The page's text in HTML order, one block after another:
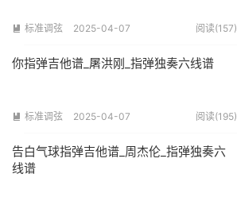
 标准调弦 2025-04-07 阅读(157)
你指弹吉他谱_屠洪刚_指弹独奏六线谱
 标准调弦 2025-04-07 阅读(195)
告白气球指弹吉他谱_周杰伦_指弹独奏六
线谱